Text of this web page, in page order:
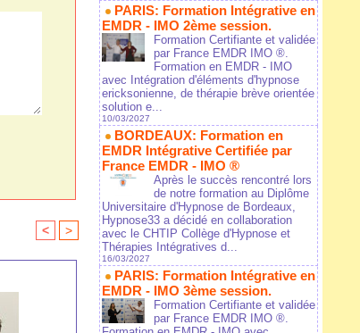
< >
PARIS: Formation Intégrative en
EMDR - IMO 2ème session.
Formation Certifiante et validée
par France EMDR IMO ®.
Formation en EMDR - IMO
avec Intégration d'éléments d'hypnose
ericksonienne, de thérapie brève orientée
solution e...
10/03/2027
BORDEAUX: Formation en
EMDR Intégrative Certifiée par
France EMDR - IMO ®
Après le succès rencontré lors
de notre formation au Diplôme
Universitaire d'Hypnose de Bordeaux,
Hypnose33 a décidé en collaboration
avec le CHTIP Collège d'Hypnose et
Thérapies Intégratives d...
16/03/2027
PARIS: Formation Intégrative en
EMDR - IMO 3ème session.
Formation Certifiante et validée
par France EMDR IMO ®.